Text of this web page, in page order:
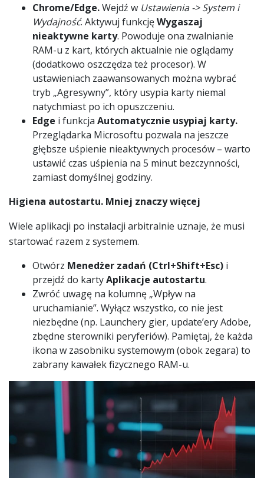
Chrome/Edge.Wejdź w Ustawienia -> System i
Wydajność. Aktywuj funkcjęWygaszaj
nieaktywne karty. Powoduje ona zwalnianie
RAM-u z kart, których aktualnie nie oglądamy
(dodatkowo oszczędza też procesor). W
ustawieniach zaawansowanych można wybrać
tryb „Agresywny”, który usypia karty niemal
natychmiast po ich opuszczeniu.
Edge i funkcja Automatycznie usypiaj karty.
Przeglądarka Microsoftu pozwala na jeszcze
głębsze uśpienie nieaktywnych procesów – warto
ustawić czas uśpienia na 5 minut bezczynności,
zamiast domyślnej godziny.
Higiena autostartu. Mniej znaczy więcej
Wiele aplikacji po instalacji arbitralnie uznaje, że musi
startować razem z systemem.
Otwórz Menedżer zadań (Ctrl+Shift+Esc) i
przejdź do kartyAplikacje autostartu.
Zwróć uwagę na kolumnę „Wpływ na
uruchamianie”. Wyłącz wszystko, co nie jest
niezbędne (np. Launchery gier, update’ery Adobe,
zbędne sterowniki peryferiów). Pamiętaj, że każda
ikona w zasobniku systemowym (obok zegara) to
zabrany kawałek fizycznego RAM-u.